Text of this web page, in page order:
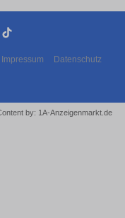
Impressum Datenschutz
by: 1A-Anzeigenmarkt.de